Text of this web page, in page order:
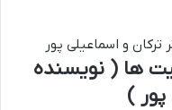
ها ( نویسنده
پور )